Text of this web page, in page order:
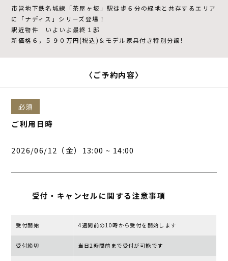
資料請求 来場予約
市営地下鉄名城線「茶屋ヶ坂」駅徒歩６分の緑地と共存するエリア
に「ナディス」シリーズ登場！
駅近物件 いよいよ最終１邸
新価格６，５９０万円(税込)＆モデル家具付き特別分譲!
〈ご予約内容〉
必須
ご利用日時
2026/06/12（金）13:00 ~ 14:00
受付・キャンセルに関する注意事項
受付開始 4週間前の10時から受付を開始します
受付締切 当日2時間前まで受付が可能です